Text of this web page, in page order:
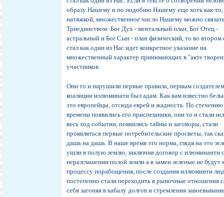
образу Нашему и по подобию Нашему еще хоть как-то,
натяжкой, множественное число Нашему можно
Триединством: Бог Дух - ментальный план, Бог Отец -
астральный и Бог Сын - план физический, то во втором
стал как один из Нас идет конкретное указание на
множественный характер принимающих в "акте
участников.
Они то и нарушили первые правила, первым
коалиции иллюминати был адам. Как вам известно
это европейцы, отсюда еврей и жадность. По стечению
времени появились его приспешники, они то и стали
весь ход событии, появились тайны и заговоры, стали
проявляться первые потребительские просветы, так
дашь на дашь. В наше время это норма, глядя на это
ушли в полую землю, заключив договор с илюминанти
неразглашении полой земли а в замен зеленые не будут
процессу порабощения, после создания иллюминти
постепенно стали переходить в рыночные отношения
себя загоняя в кабалу долгов и стремления